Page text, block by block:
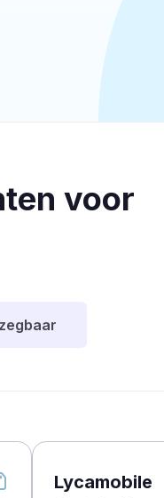
voor
Lycamobile